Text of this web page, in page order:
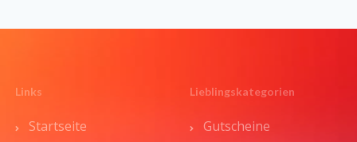
Links
Startseite
Lieblingskategorien
Gutscheine